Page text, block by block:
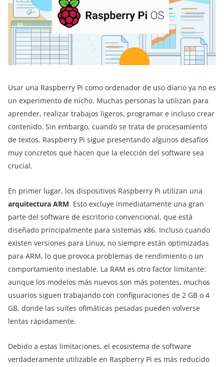
Usar una Raspberry Pi como ordenador de uso diario ya no es
un experimento de nicho. Muchas personas la utilizan para
aprender, realizar trabajos ligeros, programar e incluso crear
contenido. Sin embargo, cuando se trata de procesamiento
de textos, Raspberry Pi sigue presentando algunos desafíos
muy concretos que hacen que la elección del software sea
crucial.
En primer lugar, los dispositivos Raspberry Pi utilizan una
arquitectura ARM. Esto excluye inmediatamente una gran
parte del software de escritorio convencional, que está
diseñado principalmente para sistemas x86. Incluso cuando
existen versiones para Linux, no siempre están optimizadas
para ARM, lo que provoca problemas de rendimiento o un
comportamiento inestable. La RAM es otro factor limitante:
aunque los modelos más nuevos son más potentes, muchos
usuarios siguen trabajando con configuraciones de 2 GB o 4
GB, donde las suites ofimáticas pesadas pueden volverse
lentas rápidamente.
Debido a estas limitaciones, el ecosistema de software
verdaderamente utilizable en Raspberry Pi es más reducido